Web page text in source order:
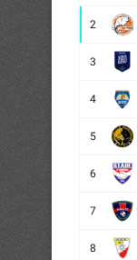
2
3
4
5
6
7
8